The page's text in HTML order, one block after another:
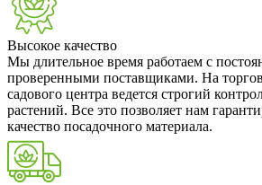
Высокое качество
Мы длительное время работаем с
проверенными поставщиками. На
садового центра ведется строгий
растений. Все это позволяет нам
качество посадочного материала.